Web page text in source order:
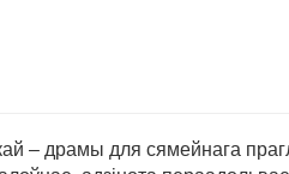
– драмы для сямейнага